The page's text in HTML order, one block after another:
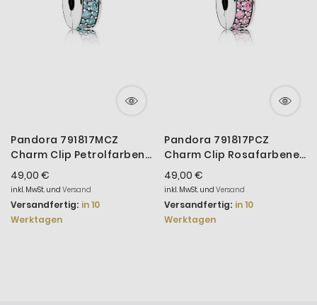
Pandora 791817MCZ
Charm Clip Petrolfarben
Sterling Silber
49,00 €
inkl. MwSt. und Versand
Versandfertig: in 10
Werktagen
Pandora 791817PCZ
Charm Clip Rosafarbener
Pavé-Glanz
49,00 €
inkl. MwSt. und Versand
Versandfertig: in 10
Werktagen